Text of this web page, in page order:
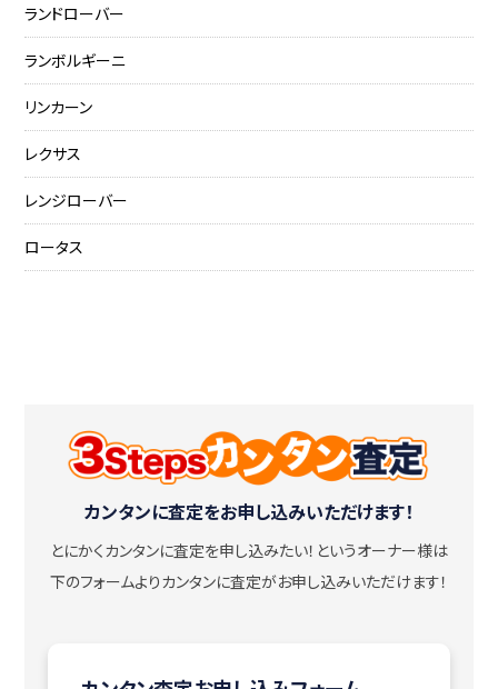
ランドローバー
ランボルギーニ
リンカーン
レクサス
レンジローバー
ロータス
カンタンに査定をお申し込みいただけます！
とにかくカンタンに査定を申し込みたい！ というオーナー様は
下のフォームよりカンタンに査定がお申し込みいただけます！